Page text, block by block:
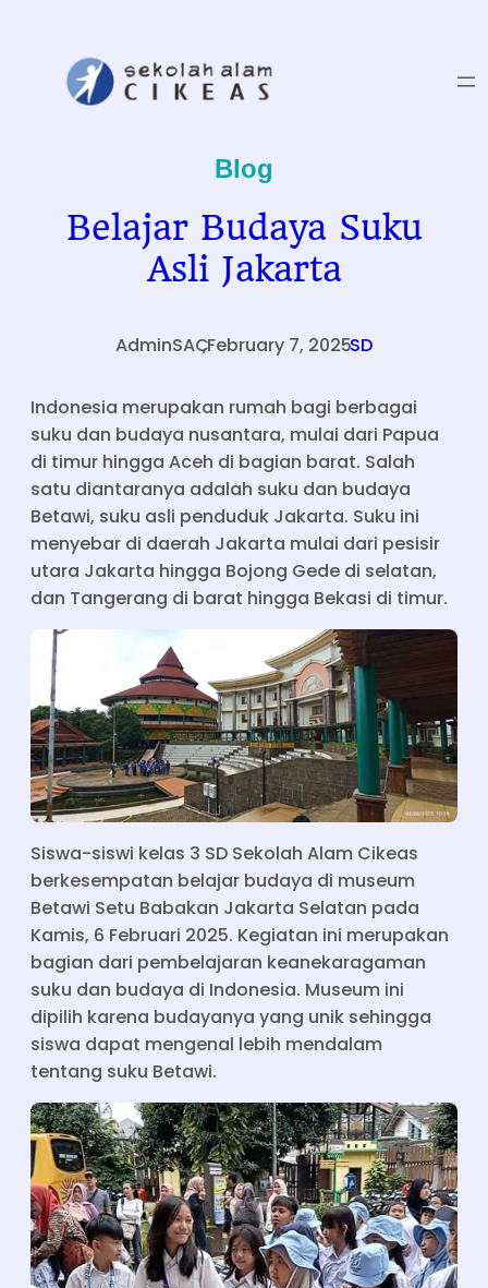
Blog
Belajar Budaya Suku
Asli Jakarta
AdminSAC
,February 7, 2025
.SD
Indonesia merupakan rumah bagi berbagai
suku dan budaya nusantara, mulai dari Papua
di timur hingga Aceh di bagian barat. Salah
satu diantaranya adalah suku dan budaya
Betawi, suku asli penduduk Jakarta. Suku ini
menyebar di daerah Jakarta mulai dari pesisir
utara Jakarta hingga Bojong Gede di selatan,
dan Tangerang di barat hingga Bekasi di timur.
Siswa-siswi kelas 3 SD Sekolah Alam Cikeas
berkesempatan belajar budaya di museum
Betawi Setu Babakan Jakarta Selatan pada
Kamis, 6 Februari 2025. Kegiatan ini merupakan
bagian dari pembelajaran keanekaragaman
suku dan budaya di Indonesia. Museum ini
dipilih karena budayanya yang unik sehingga
siswa dapat mengenal lebih mendalam
tentang suku Betawi.